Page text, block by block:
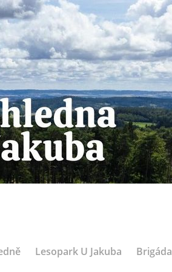
Lesopark U Jakuba Brigáda